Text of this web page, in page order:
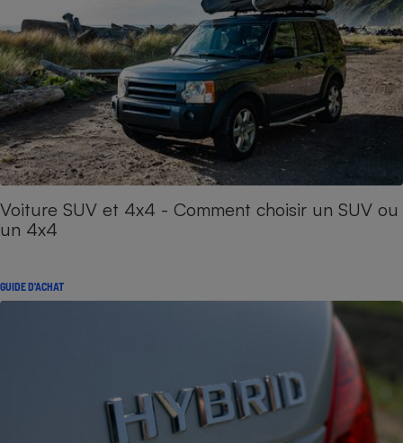
Voiture SUV et 4x4 - Comment choisir un SUV ou
un 4x4
GUIDE D'ACHAT